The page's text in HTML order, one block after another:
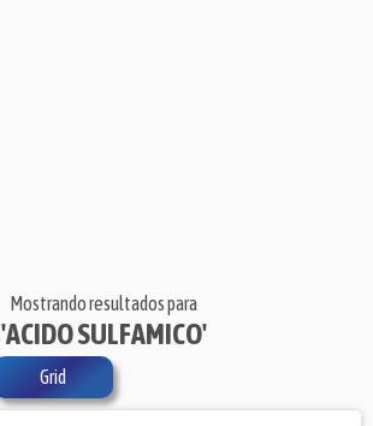
Mostrando resultados para
'ACIDO SULFAMICO'
Grid